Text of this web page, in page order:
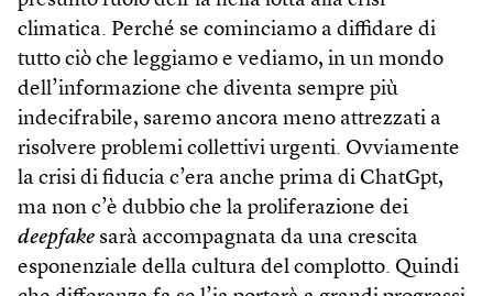
climatica. Perché se cominciamo a diffidare di
tutto ciò che leggiamo e vediamo, in un mondo
dell’informazione che diventa sempre più
indecifrabile, saremo ancora meno attrezzati a
risolvere problemi collettivi urgenti. Ovviamente
la crisi di fiducia c’era anche prima di ChatGpt,
ma non c’è dubbio che la proliferazione dei
deepfake sarà accompagnata da una crescita
esponenziale della cultura del complotto. Quindi